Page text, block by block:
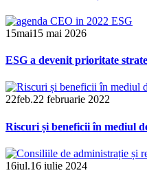
15mai15 mai 2026
ESG a devenit prioritate
22feb.22 februarie 2022
Riscuri și beneficii în mediul
16iul.16 iulie 2024